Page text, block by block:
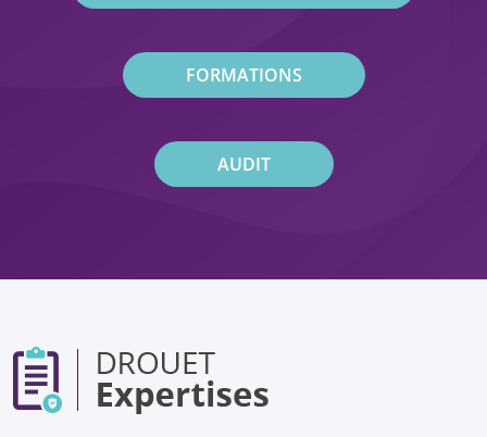
FORMATIONS
AUDIT